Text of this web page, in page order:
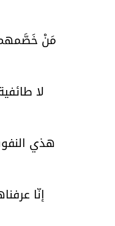
مَنْ خَصَّمهم
لا
هذي
إنّا